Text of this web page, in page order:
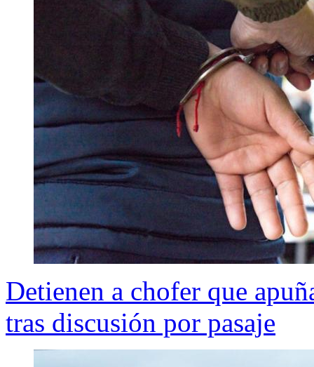
Detienen a chofer que
tras discusión por pasaje